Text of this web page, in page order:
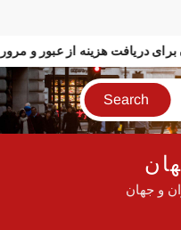
برای دریافت هزینه از عبور و
و جهان